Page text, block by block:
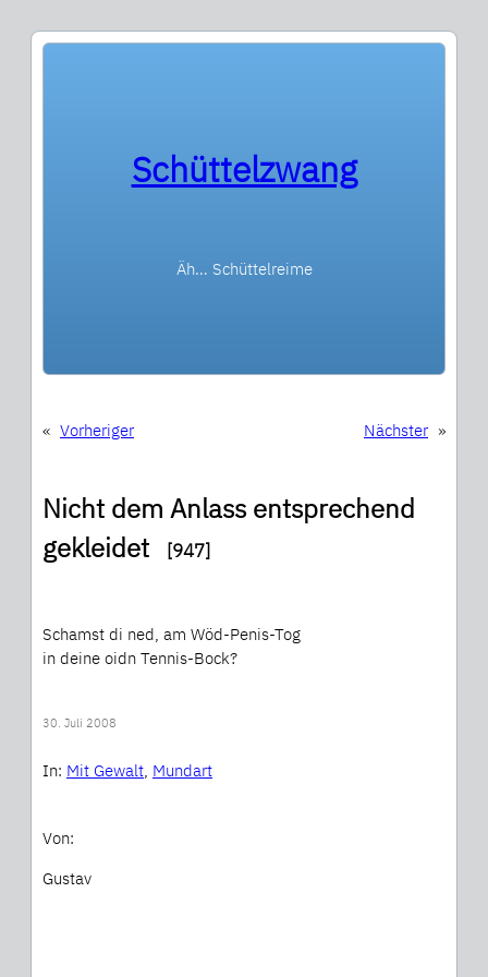
Schüttelzwang
Äh… Schüttelreime
« Vorheriger Nächster »
Nicht dem Anlass entsprechend
gekleidet [947]
Schamst di ned, am Wöd-Penis-Tog
in deine oidn Tennis-Bock?
30. Juli 2008
In: Mit Gewalt, Mundart
Von:
Gustav